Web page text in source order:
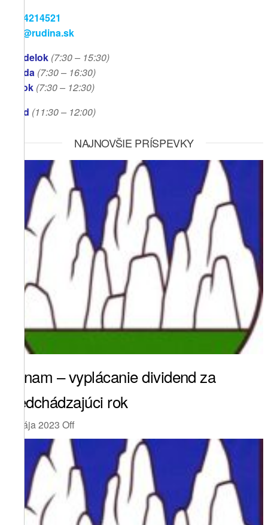
041/4214521
info@rudina.sk
Pondelok (7:30 – 15:30)
Streda (7:30 – 16:30)
Piatok (7:30– 12:30)
Obed (11:30– 12:00)
NAJNOVŠIE PRÍSPEVKY
Oznam – vyplácanie dividend za
predchádzajúci rok
5. mája 2023 Off